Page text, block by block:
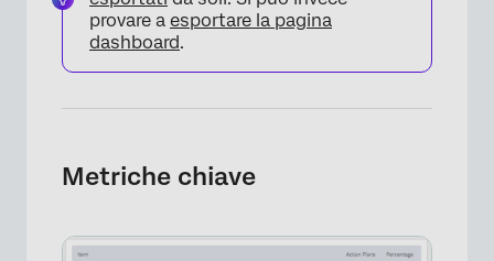
provare a esportare la pagina
dashboard.
Metriche chiave